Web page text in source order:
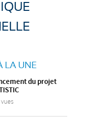
LA UNE
du projet